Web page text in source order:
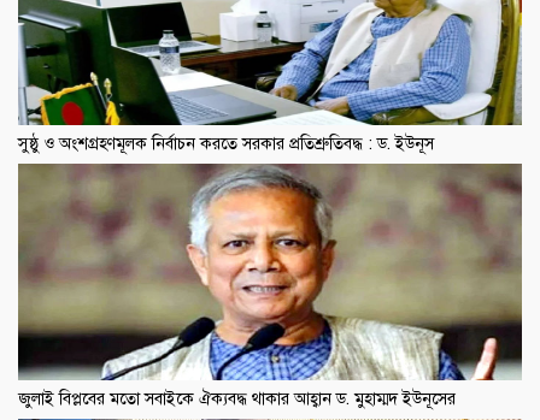
সুষ্ঠু ও অংশগ্রহণমূলক নির্বাচন করতে সরকার প্রতিশ্রুতিবদ্ধ : ড. ইউনূস
জুলাই বিপ্লবের মতো সবাইকে ঐক্যবদ্ধ থাকার আহ্বান ড. মুহাম্মদ ইউনূসের